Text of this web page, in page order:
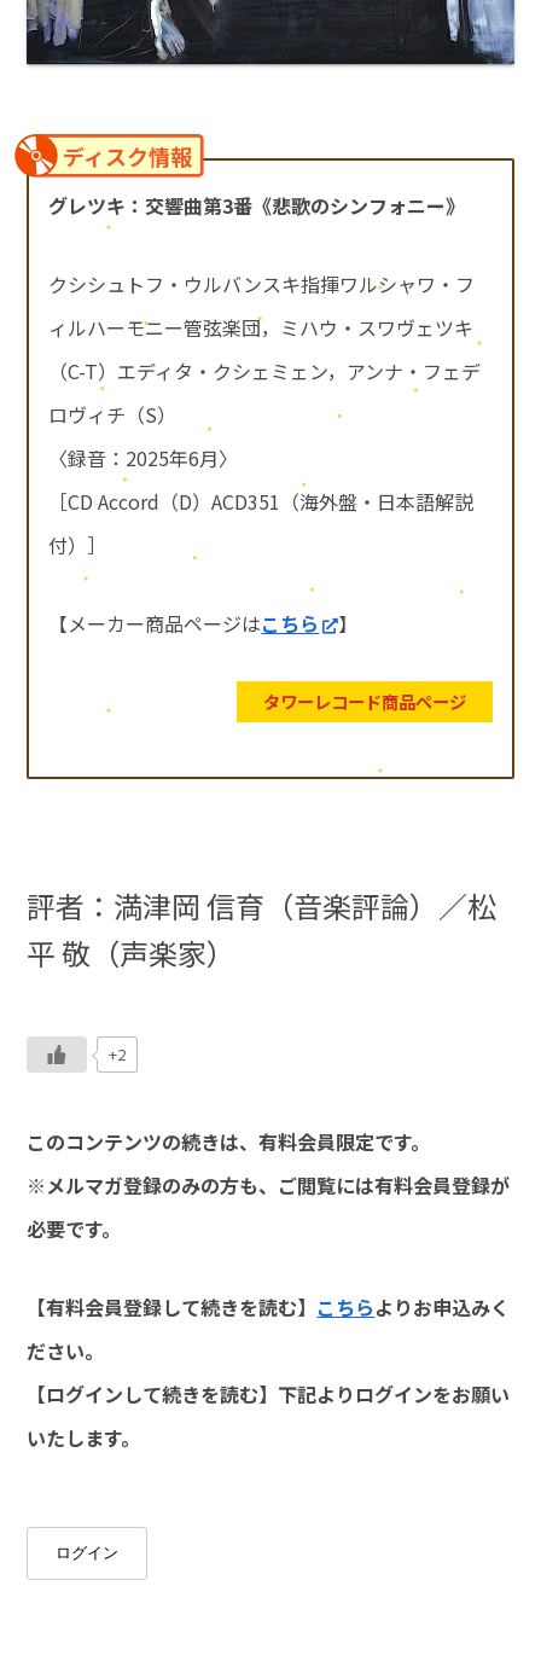
ディスク情報
グレツキ：交響曲第3番《悲歌のシンフォニー》
クシシュトフ・ウルバンスキ指揮ワルシャワ・フ
ィルハーモニー管弦楽団，ミハウ・スワヴェツキ
（C-T）エディタ・クシェミェン，アンナ・フェデ
ロヴィチ（S）
〈録音：2025年6月〉
［CD Accord（D）ACD351（海外盤・日本語解説
付）］
【メーカー商品ページはこちら 】
タワーレコード商品ページ
評者：満津岡 信育（音楽評論）／松
平 敬（声楽家）
+2
このコンテンツの続きは、有料会員限定です。
※メルマガ登録のみの方も、ご閲覧には有料会員登録が
必要です。
【有料会員登録して続きを読む】 こちらよりお申込みく
ださい。
【ログインして続きを読む】下記よりログインをお願い
いたします。
ログイン